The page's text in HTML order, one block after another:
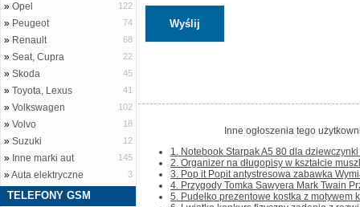
» Opel 122
» Peugeot 74
» Renault 68
» Seat, Cupra 22
» Skoda 45
» Toyota, Lexus 41
» Volkswagen 102
» Volvo 18
» Suzuki 12
» Inne marki aut 145
»Auta elektryczne 3
TELEFONY GSM
Inne ogłoszenia tego
1. Notebook Starpak A5 80 dla
2. Organizer na długopisy w kształcie
3. Pop it Popit antystresowa zabawka
4. Przygody Tomka Sawyera Mark Twain
5. Pudełko prezentowe kostka z motywem